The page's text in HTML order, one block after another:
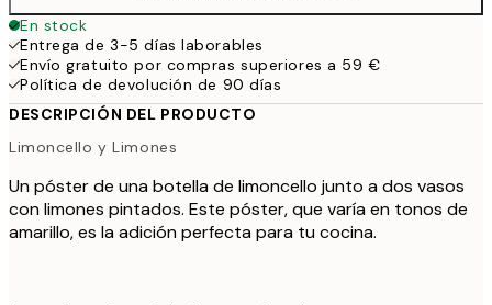
En stock
Entrega de 3-5 días laborables
Envío gratuito por compras superiores a 59 €
Política de devolución de 90 días
DESCRIPCIÓN DEL PRODUCTO
Limoncello y Limones
Un póster de una botella de limoncello junto a dos vasos
con limones pintados. Este póster, que varía en tonos de
amarillo, es la adición perfecta para tu cocina.